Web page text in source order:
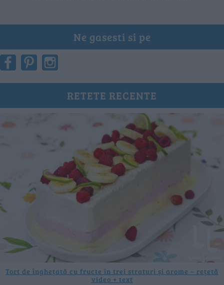
Ne gasesti si pe
RETETE RECENTE
Tort de înghețată cu fructe în trei straturi și arome – rețetă
video + text